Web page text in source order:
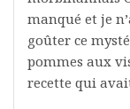
manqué et je
goûter ce
pommes aux
recette qui